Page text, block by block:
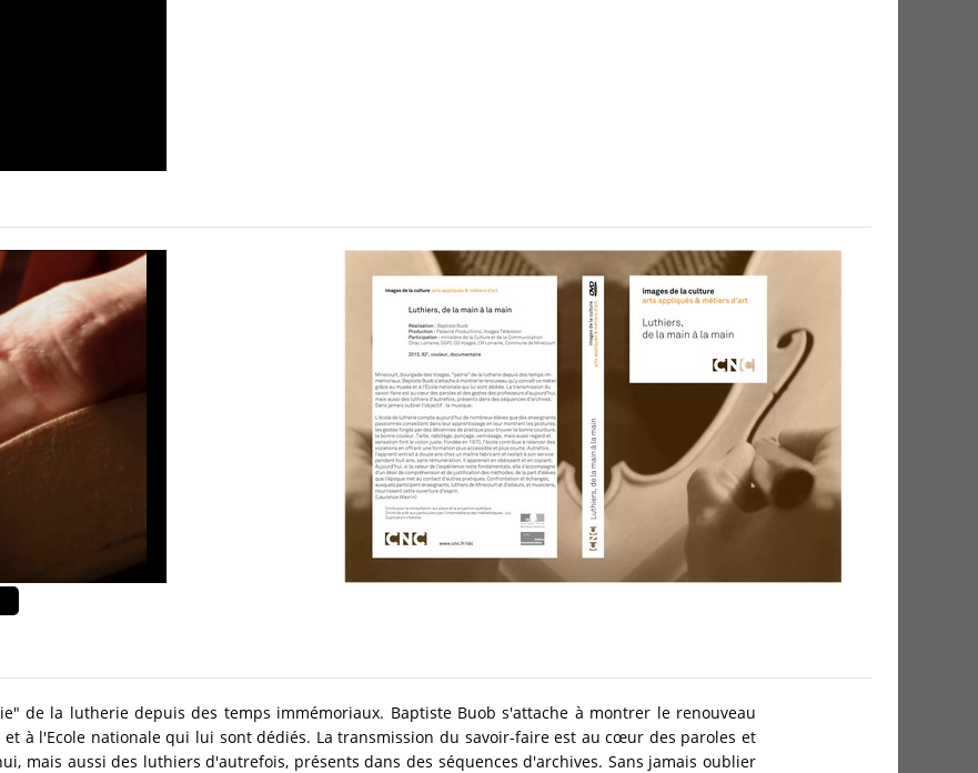
de la lutherie depuis des temps immémoriaux. Baptiste Buob s'attache à montrer le renouveau
à l'Ecole nationale qui lui sont dédiés. La transmission du savoir-faire est au cœur des paroles et
mais aussi des luthiers d'autrefois, présents dans des séquences d'archives. Sans jamais oublier